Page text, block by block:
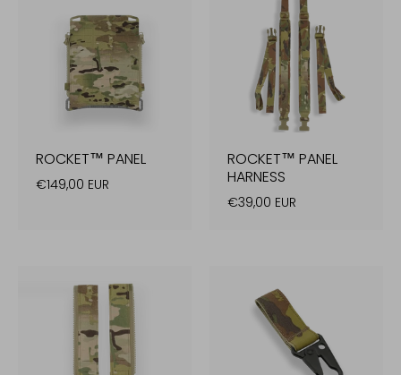
ROCKET™ PANEL
€149,00 EUR
ROCKET™ PANEL
HARNESS
€39,00 EUR